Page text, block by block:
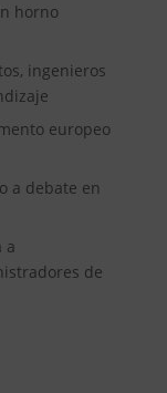
horno
ingenieros
europeo
a debate en
a
de